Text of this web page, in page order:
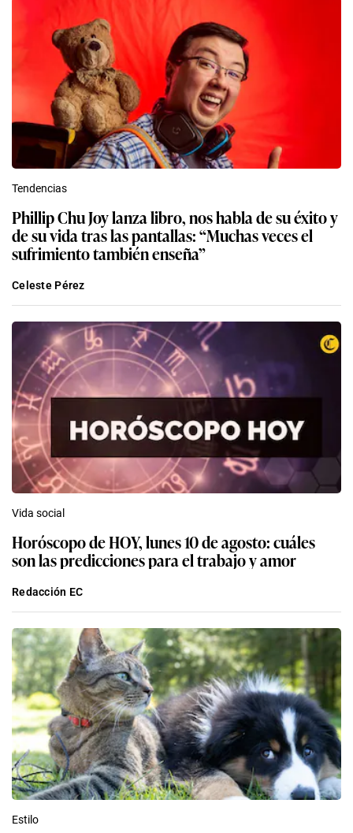
Tendencias
Phillip Chu Joy lanza libro, nos habla de su éxito y
de su vida tras las pantallas: “Muchas veces el
sufrimiento también enseña”
Celeste Pérez
Vida social
Horóscopo de HOY, lunes 10 de agosto: cuáles
son las predicciones para el trabajo y amor
Redacción EC
Estilo